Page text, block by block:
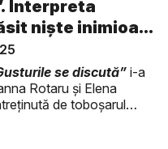
Interpreta
niște inimioa...
se discută” i-a
Rotaru și Elena
de toboșarul